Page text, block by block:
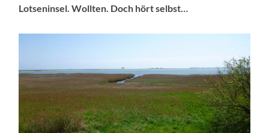
Lotseninsel. Wollten. Doch hört selbst…